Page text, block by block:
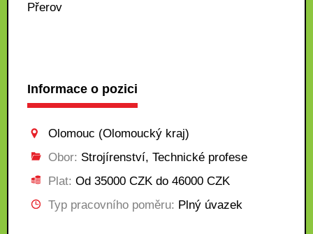
Přerov
Informace o pozici
Olomouc (Olomoucký kraj)
Obor: Strojírenství, Technické profese
Plat: Od 35000 CZK do 46000 CZK
Typ pracovního poměru: Plný úvazek